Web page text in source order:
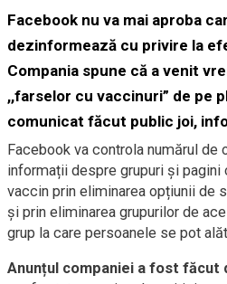
Facebook nu va mai aproba
dezinformează cu privire la
Compania spune că a venit
,,farselor cu vaccinuri” de pe
comunicat făcut public joi,
Facebook va controla numărul de
informații despre grupuri și pagini
vaccin prin eliminarea opțiunii de
și prin eliminarea grupurilor de
grup la care persoanele se pot
Anunțul companiei a fost făcut